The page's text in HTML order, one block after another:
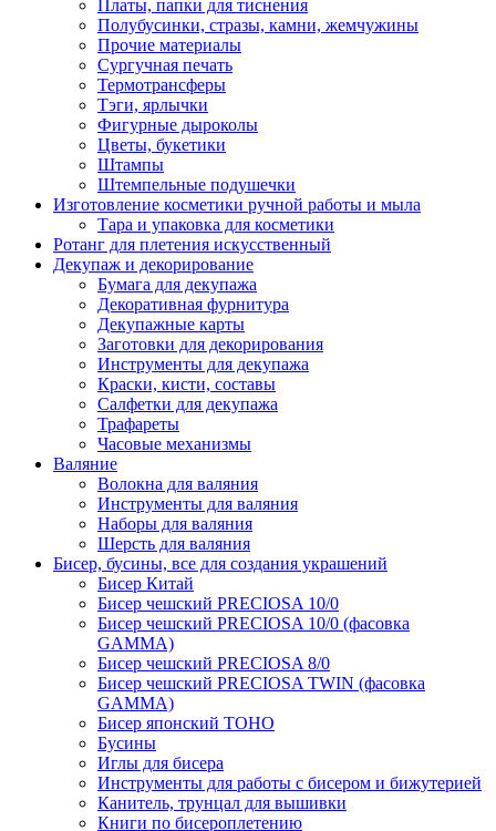
Платы, папки для тиснения
Полубусинки, стразы, камни, жемчужины
Прочие материалы
Сургучная печать
Термотрансферы
Тэги, ярлычки
Фигурные дыроколы
Цветы, букетики
Штампы
Штемпельные подушечки
Изготовление косметики ручной работы и мыла
Тара и упаковка для косметики
Ротанг для плетения искусственный
Декупаж и декорирование
Бумага для декупажа
Декоративная фурнитура
Декупажные карты
Заготовки для декорирования
Инструменты для декупажа
Краски, кисти, составы
Салфетки для декупажа
Трафареты
Часовые механизмы
Валяние
Волокна для валяния
Инструменты для валяния
Наборы для валяния
Шерсть для валяния
Бисер, бусины, все для создания украшений
Бисер Китай
Бисер чешский PRECIOSA 10/0
Бисер чешский PRECIOSA 10/0 (фасовка
GAMMA)
Бисер чешский PRECIOSA 8/0
Бисер чешский PRECIOSA TWIN (фасовка
GAMMA)
Бисер японский TOHO
Бусины
Иглы для бисера
Инструменты для работы с бисером и бижутерией
Канитель, трунцал для вышивки
Книги по бисероплетению